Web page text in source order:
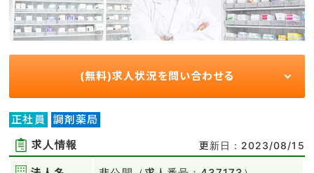
(無料)求人状況を問い合わせる
正社員
調剤薬局
求人情報
更新日：2023/08/15